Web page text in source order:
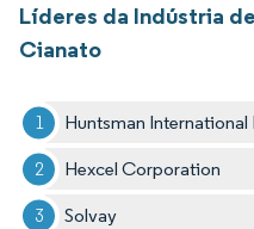
Líderes da Indústria
Cianato
Huntsman International
Hexcel Corporation
Solvay